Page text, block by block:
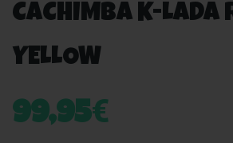
CACHIMBA K-LADA
YELLOW
99,95€